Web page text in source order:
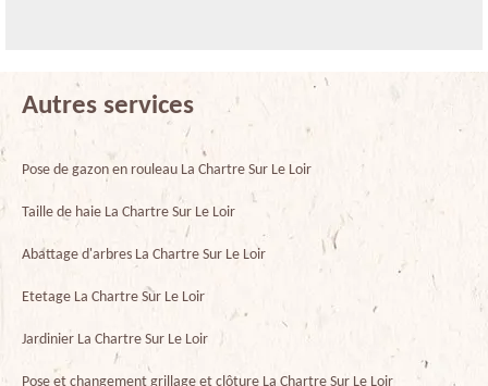
Autres services
Pose de gazon en rouleau La Chartre Sur Le Loir
Taille de haie La Chartre Sur Le Loir
Abattage d'arbres La Chartre Sur Le Loir
Etetage La Chartre Sur Le Loir
Jardinier La Chartre Sur Le Loir
Pose et changement grillage et clôture La Chartre Sur Le Loir